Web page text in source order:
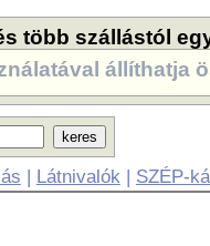
több szállástól
állíthatja
| Látnivalók | SZÉP-